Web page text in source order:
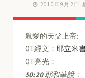
2010年9月2日
親愛的天父上帝:
QT經文：耶立米
QT亮光：
50:20耶和華說：